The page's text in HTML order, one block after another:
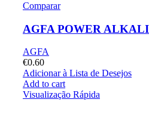
Comparar
AGFA POWER
AGFA
€0.60
Adicionar à Lista de Desejos
Add to cart
Visualização Rápida